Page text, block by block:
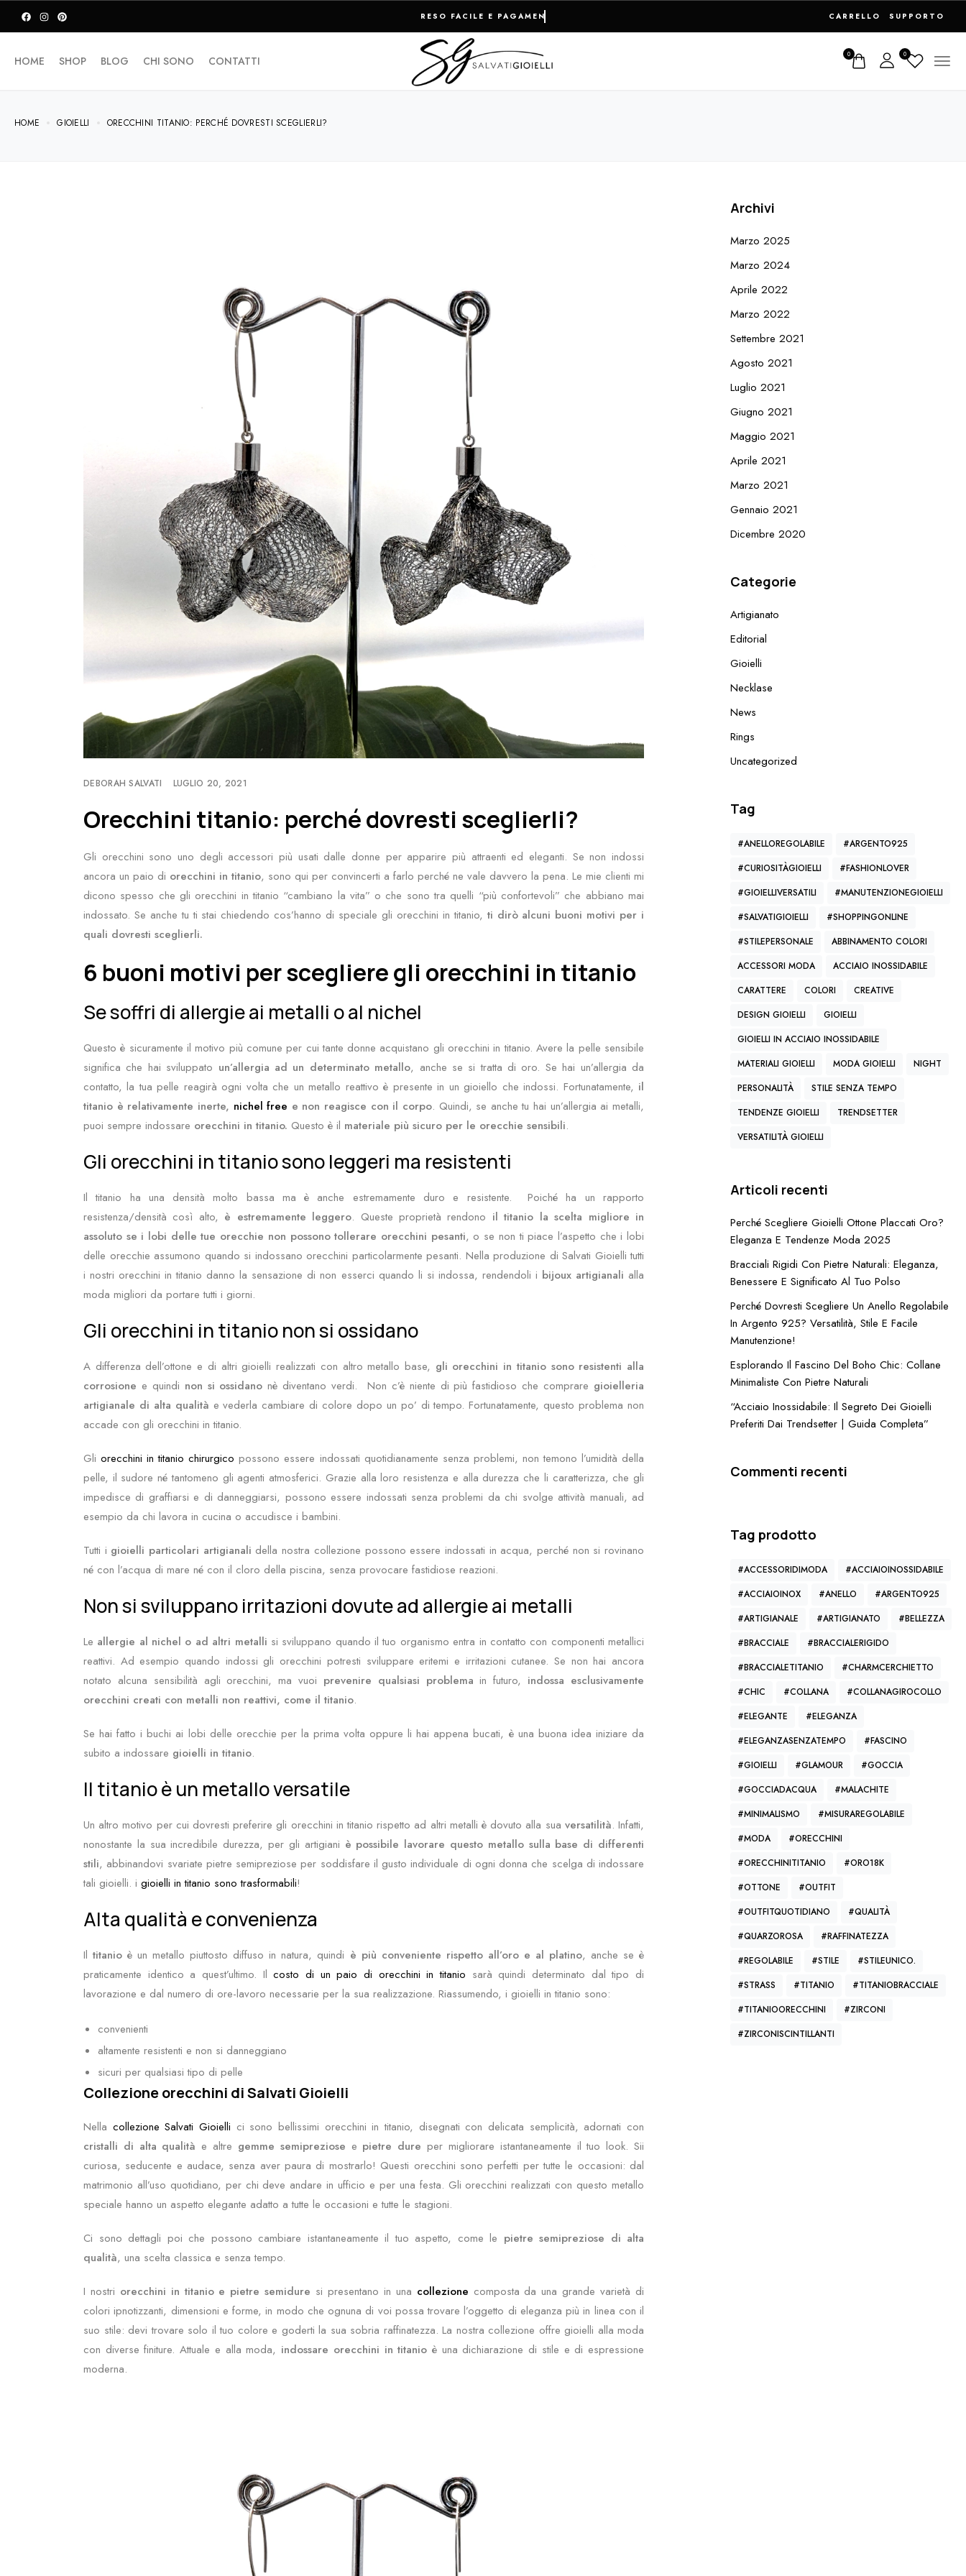
RESO FACILE E PAGAMENTI 100% SICURI CARRELLO SUPPORTO
HOME SHOP BLOG CHI SONO CONTATTI 0 0
HOME GIOIELLI ORECCHINI TITANIO: PERCHÉ DOVRESTI SCEGLIERLI?
DEBORAH SALVATI LUGLIO 20, 2021
Orecchini titanio: perché dovresti sceglierli?
Gli orecchini sono uno degli accessori più usati dalle donne per apparire più attraenti ed eleganti. Se non indossi
ancora un paio di orecchini in titanio, sono qui per convincerti a farlo perché ne vale davvero la pena. Le mie clienti mi
dicono spesso che gli orecchini in titanio “cambiano la vita” o che sono tra quelli “più confortevoli” che abbiano mai
indossato. Se anche tu ti stai chiedendo cos’hanno di speciale gli orecchini in titanio, ti dirò alcuni buoni motivi per i
quali dovresti sceglierli.
6 buoni motivi per scegliere gli orecchini in titanio
Se soffri di allergie ai metalli o al nichel
Questo è sicuramente il motivo più comune per cui tante donne acquistano gli orecchini in titanio. Avere la pelle sensibile
significa che hai sviluppato un’allergia ad un determinato metallo, anche se si tratta di oro. Se hai un’allergia da
contatto, la tua pelle reagirà ogni volta che un metallo reattivo è presente in un gioiello che indossi. Fortunatamente, il
titanio è relativamente inerte, nichel free e non reagisce con il corpo. Quindi, se anche tu hai un’allergia ai metalli,
puoi sempre indossare orecchini in titanio. Questo è il materiale più sicuro per le orecchie sensibili.
Gli orecchini in titanio sono leggeri ma resistenti
Il titanio ha una densità molto bassa ma è anche estremamente duro e resistente. Poiché ha un rapporto
resistenza/densità così alto, è estremamente leggero. Queste proprietà rendono il titanio la scelta migliore in
assoluto se i lobi delle tue orecchie non possono tollerare orecchini pesanti, o se non ti piace l’aspetto che i lobi
delle orecchie assumono quando si indossano orecchini particolarmente pesanti. Nella produzione di Salvati Gioielli tutti
i nostri orecchini in titanio danno la sensazione di non esserci quando li si indossa, rendendoli i bijoux artigianali alla
moda migliori da portare tutti i giorni.
Gli orecchini in titanio non si ossidano
A differenza dell’ottone e di altri gioielli realizzati con altro metallo base, gli orecchini in titanio sono resistenti alla
corrosione e quindi non si ossidano nè diventano verdi. Non c’è niente di più fastidioso che comprare gioielleria
artigianale di alta qualità e vederla cambiare di colore dopo un po’ di tempo. Fortunatamente, questo problema non
accade con gli orecchini in titanio.
Gliorecchini in titanio chirurgico possono essere indossati quotidianamente senza problemi, non temono l’umidità della
pelle, il sudore né tantomeno gli agenti atmosferici. Grazie alla loro resistenza e alla durezza che li caratterizza, che gli
impedisce di graffiarsi e di danneggiarsi, possono essere indossati senza problemi da chi svolge attività manuali, ad
esempio da chi lavora in cucina o accudisce i bambini.
Tutti i gioielli particolari artigianali della nostra collezione possono essere indossati in acqua, perché non si rovinano
né con l’acqua di mare né con il cloro della piscina, senza provocare fastidiose reazioni.
Non si sviluppano irritazioni dovute ad allergie ai metalli
Le allergie al nichel o ad altri metalli si sviluppano quando il tuo organismo entra in contatto con componenti metallici
reattivi. Ad esempio quando indossi gli orecchini potresti sviluppare eritemi e irritazioni cutanee. Se non hai ancora
notato alcuna sensibilità agli orecchini, ma vuoi prevenire qualsiasi problema in futuro, indossa esclusivamente
orecchini creati con metalli non reattivi, come il titanio.
Se hai fatto i buchi ai lobi delle orecchie per la prima volta oppure li hai appena bucati, è una buona idea iniziare da
subito a indossare gioielli in titanio.
Il titanio è un metallo versatile
Un altro motivo per cui dovresti preferire gli orecchini in titanio rispetto ad altri metalli è dovuto alla sua versatilità. Infatti,
nonostante la sua incredibile durezza, per gli artigiani è possibile lavorare questo metallo sulla base di differenti
stili, abbinandovi svariate pietre semipreziose per soddisfare il gusto individuale di ogni donna che scelga di indossare
tali gioielli. i gioielli in titanio sono trasformabili!
Alta qualità e convenienza
Iltitanio è un metallo piuttosto diffuso in natura, quindi è più conveniente rispetto all’oro e al platino, anche se è
praticamente identico a quest’ultimo. Ilcosto di un paio di orecchini in titanio sarà quindi determinato dal tipo di
lavorazione e dal numero di ore-lavoro necessarie per la sua realizzazione. Riassumendo, i gioielli in titanio sono:
convenienti
altamente resistenti e non si danneggiano
sicuri per qualsiasi tipo di pelle
Collezione orecchini di Salvati Gioielli
Nella collezione Salvati Gioielli ci sono bellissimi orecchini in titanio, disegnati con delicata semplicità, adornati con
cristalli di alta qualità e altre gemme semipreziose e pietre dure per migliorare istantaneamente il tuo look. Sii
curiosa, seducente e audace, senza aver paura di mostrarlo! Questi orecchini sono perfetti per tutte le occasioni: dal
matrimonio all’uso quotidiano, per chi deve andare in ufficio e per una festa. Gli orecchini realizzati con questo metallo
speciale hanno un aspetto elegante adatto a tutte le occasioni e tutte le stagioni.
Ci sono dettagli poi che possono cambiare istantaneamente il tuo aspetto, come le pietre semipreziose di alta
qualità, una scelta classica e senza tempo.
I nostri orecchini in titanio e pietre semidure si presentano in una collezione composta da una grande varietà di
colori ipnotizzanti, dimensioni e forme, in modo che ognuna di voi possa trovare l’oggetto di eleganza più in linea con il
suo stile: devi trovare solo il tuo colore e goderti la sua sobria raffinatezza. La nostra collezione offre gioielli alla moda
con diverse finiture. Attuale e alla moda, indossare orecchini in titanio è una dichiarazione di stile e di espressione
moderna.
Archivi
Marzo 2025
Marzo 2024
Aprile 2022
Marzo 2022
Settembre 2021
Agosto 2021
Luglio 2021
Giugno 2021
Maggio 2021
Aprile 2021
Marzo 2021
Gennaio 2021
Dicembre 2020
Categorie
Artigianato
Editorial
Gioielli
Necklase
News
Rings
Uncategorized
Tag
#ANELLOREGOLABILE
#ARGENTO925
#CURIOSITÀGIOIELLI
#FASHIONLOVER
#GIOIELLIVERSATILI
#MANUTENZIONEGIOIELLI
#SALVATIGIOIELLI
#SHOPPINGONLINE
#STILEPERSONALE
ABBINAMENTO COLORI
ACCESSORI MODA
ACCIAIO INOSSIDABILE
CARATTERE
COLORI
CREATIVE
DESIGN GIOIELLI
GIOIELLI
GIOIELLI IN ACCIAIO INOSSIDABILE
MATERIALI GIOIELLI
MODA GIOIELLI
NIGHT
PERSONALITÀ
STILE SENZA TEMPO
TENDENZE GIOIELLI
TRENDSETTER
VERSATILITÀ GIOIELLI
Articoli recenti
Perché Scegliere Gioielli Ottone Placcati Oro?
Eleganza E Tendenze Moda 2025
Bracciali Rigidi Con Pietre Naturali: Eleganza,
Benessere E Significato Al Tuo Polso
Perché Dovresti Scegliere Un Anello Regolabile
In Argento 925? Versatilità, Stile E Facile
Manutenzione!
Esplorando Il Fascino Del Boho Chic: Collane
Minimaliste Con Pietre Naturali
“Acciaio Inossidabile: Il Segreto Dei Gioielli
Preferiti Dai Trendsetter | Guida Completa”
Commenti recenti
Tag prodotto
#ACCESSORIDIMODA
#ACCIAIOINOSSIDABILE
#ACCIAIOINOX
#ANELLO
#ARGENTO925
#ARTIGIANALE
#ARTIGIANATO
#BELLEZZA
#BRACCIALE
#BRACCIALERIGIDO
#BRACCIALETITANIO
#CHARMCERCHIETTO
#CHIC
#COLLANA
#COLLANAGIROCOLLO
#ELEGANTE
#ELEGANZA
#ELEGANZASENZATEMPO
#FASCINO
#GIOIELLI
#GLAMOUR
#GOCCIA
#GOCCIADACQUA
#MALACHITE
#MINIMALISMO
#MISURAREGOLABILE
#MODA
#ORECCHINI
#ORECCHINITITANIO
#ORO18K
#OTTONE
#OUTFIT
#OUTFITQUOTIDIANO
#QUALITÀ
#QUARZOROSA
#RAFFINATEZZA
#REGOLABILE
#STILE
#STILEUNICO.
#STRASS
#TITANIO
#TITANIOBRACCIALE
#TITANIOORECCHINI
#ZIRCONI
#ZIRCONISCINTILLANTI